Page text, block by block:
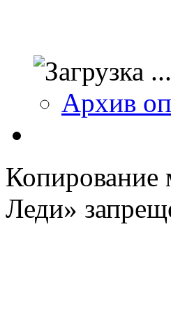
Архив
Копирование
Леди»